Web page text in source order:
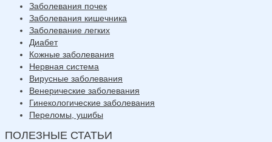
Заболевания почек
Заболевания кишечника
Заболевание легких
Диабет
Кожные заболевания
Нервная система
Вирусные заболевания
Венерические заболевания
Гинекологические заболевания
Переломы, ушибы
ПОЛЕЗНЫЕ СТАТЬИ